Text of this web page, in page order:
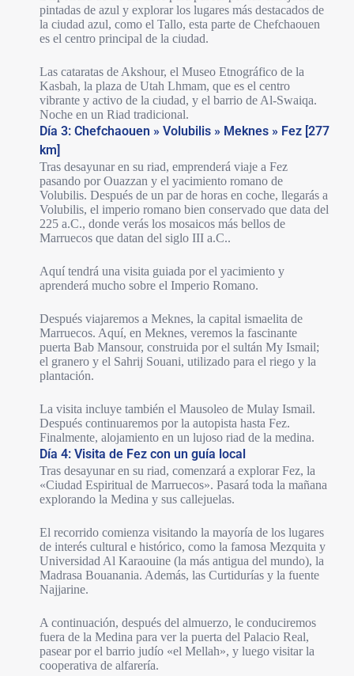
pintadas de azul y explorar los lugares más destacados de
la ciudad azul, como el Tallo, esta parte de Chefchaouen
es el centro principal de la ciudad.
Las cataratas de Akshour, el Museo Etnográfico de la
Kasbah, la plaza de Utah Lhmam, que es el centro
vibrante y activo de la ciudad, y el barrio de Al-Swaiqa.
Noche en un Riad tradicional.
Día 3: Chefchaouen » Volubilis » Meknes » Fez [277
km]
Tras desayunar en su riad, emprenderá viaje a Fez
pasando por Ouazzan y el yacimiento romano de
Volubilis. Después de un par de horas en coche, llegarás a
Volubilis, el imperio romano bien conservado que data del
225 a.C., donde verás los mosaicos más bellos de
Marruecos que datan del siglo III a.C..
Aquí tendrá una visita guiada por el yacimiento y
aprenderá mucho sobre el Imperio Romano.
Después viajaremos a Meknes, la capital ismaelita de
Marruecos. Aquí, en Meknes, veremos la fascinante
puerta Bab Mansour, construida por el sultán My Ismail;
el granero y el Sahrij Souani, utilizado para el riego y la
plantación.
La visita incluye también el Mausoleo de Mulay Ismail.
Después continuaremos por la autopista hasta Fez.
Finalmente, alojamiento en un lujoso riad de la medina.
Día 4: Visita de Fez con un guía local
Tras desayunar en su riad, comenzará a explorar Fez, la
«Ciudad Espiritual de Marruecos». Pasará toda la mañana
explorando la Medina y sus callejuelas.
El recorrido comienza visitando la mayoría de los lugares
de interés cultural e histórico, como la famosa Mezquita y
Universidad Al Karaouine (la más antigua del mundo), la
Madrasa Bouanania. Además, las Curtidurías y la fuente
Najjarine.
A continuación, después del almuerzo, le conduciremos
fuera de la Medina para ver la puerta del Palacio Real,
pasear por el barrio judío «el Mellah», y luego visitar la
cooperativa de alfarería.